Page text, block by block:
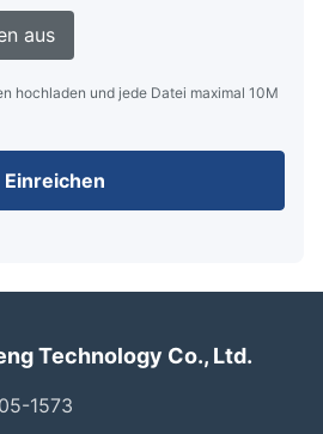
aus
hochladen und jede Datei maximal 10M
Einreichen
Technology Co., Ltd.
1573